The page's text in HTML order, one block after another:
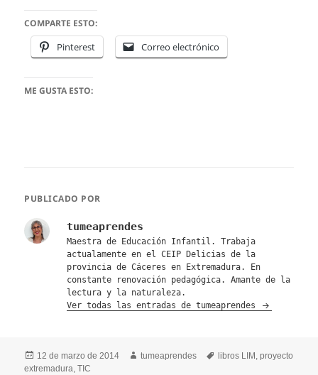
COMPARTE ESTO:
Pinterest Correo electrónico
ME GUSTA ESTO:
PUBLICADO POR
tumeaprendes
Maestra de Educación Infantil. Trabaja
actualamente en el CEIP Delicias de la
provincia de Cáceres en Extremadura. En
constante renovación pedagógica. Amante de la
lectura y la naturaleza.
Ver todas las entradas de tumeaprendes
Publicado
el
12 de marzo de 2014 Autor
tumeaprendes Etiquetas
libros LIM ,proyecto
extremadura,TIC